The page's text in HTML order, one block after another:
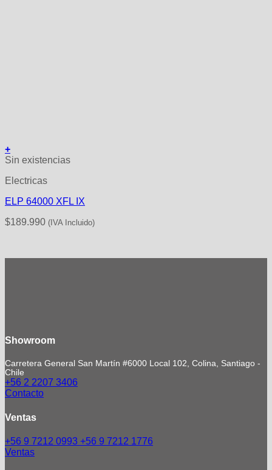
+
Sin existencias
Electricas
ELP 64000 XFL IX
$189.990 (IVA Incluido)
Showroom
Carretera General San Martín #6000 Local 102, Colina, Santiago -
Chile
+56 2 2207 3406
Contacto
Ventas
+56 9 7212 0993 +56 9 7212 1776
Ventas